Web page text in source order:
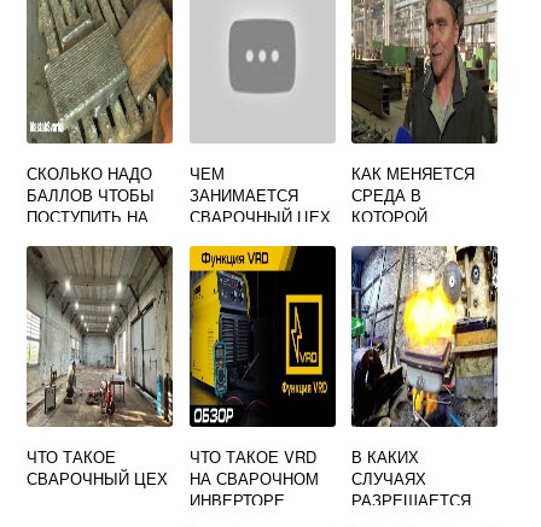
СКОЛЬКО НАДО
БАЛЛОВ ЧТОБЫ
ПОСТУПИТЬ НА
ЧЕМ
ЗАНИМАЕТСЯ
СВАРОЧНЫЙ ЦЕХ
КАК МЕНЯЕТСЯ
СРЕДА В
КОТОРОЙ
СВАРЩИКИ
ЧТО ТАКОЕ
СВАРОЧНЫЙ ЦЕХ
ЧТО ТАКОЕ VRD
НА СВАРОЧНОМ
ИНВЕРТОРЕ
В КАКИХ
СЛУЧАЯХ
РАЗРЕШАЕТСЯ